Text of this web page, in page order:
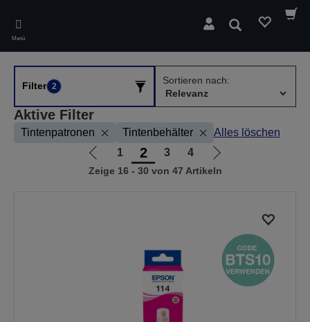
main
content
Menü
Suchen
Filter 2
Sortieren nach:
Aktive Filter
Tintenpatronen Tintenbehälter Alles löschen
Zur
vorherigen
1 2 3 4
Zur
nächsten
Zeige 16 - 30 von 47 Artikeln